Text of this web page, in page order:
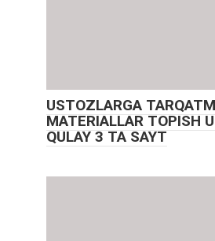
USTOZLARGA
MATERIALLAR TOPISH
QULAY 3 TA SAYT